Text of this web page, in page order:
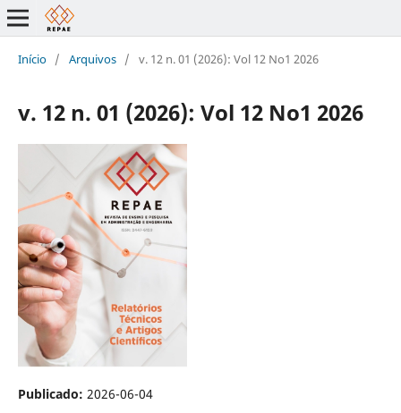
Início / Arquivos / v. 12 n. 01 (2026): Vol 12 No1 2026
v. 12 n. 01 (2026): Vol 12 No1 2026
Publicado: 2026-06-04